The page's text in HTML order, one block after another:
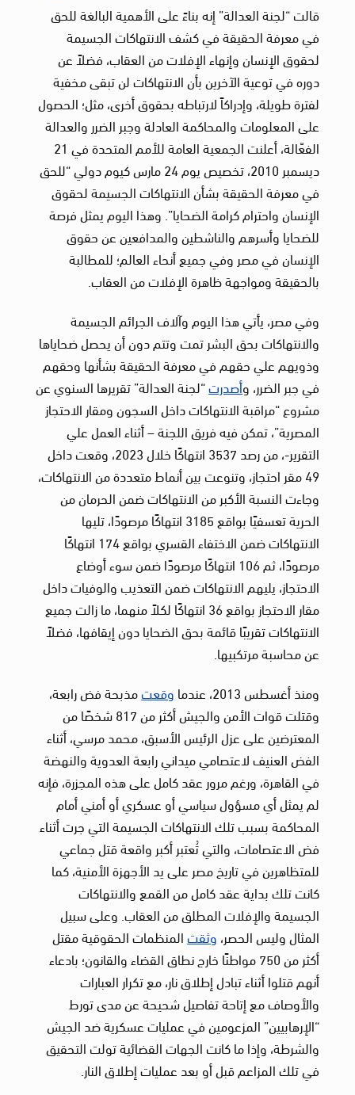
قالت “لجنة العدالة” إنه بناءً على الأهمية البالغة للحق
في معرفة الحقيقة في كشف الانتهاكات الجسيمة
لحقوق الإنسان وإنهاء الإفلات من العقاب، فضلاً عن
دوره في توعية الآخرين بأن الانتهاكات لن تبقى مخفية
لفترة طويلة، وإدراكاً لارتباطه بحقوق أخرى، مثل؛ الحصول
على المعلومات والمحاكمة العادلة وجبر الضرر والعدالة
الفعّالة، أعلنت الجمعية العامة للأمم المتحدة في 21
ديسمبر 2010، تخصيص يوم 24 مارس كيوم دولي “للحق
في معرفة الحقيقة بشأن الانتهاكات الجسيمة لحقوق
الإنسان واحترام كرامة الضحايا”. وهذا اليوم يمثل فرصة
للضحايا وأسرهم والناشطين والمدافعين عن حقوق
الإنسان في مصر وفي جميع أنحاء العالم؛ للمطالبة
بالحقيقة ومواجهة ظاهرة الإفلات من العقاب.
وفي مصر، يأتي هذا اليوم وآلاف الجرائم الجسيمة
والانتهاكات بحق البشر تمت وتتم دون أن يحصل ضحاياها
وذويهم علي حقهم في معرفة الحقيقة بشأنها وحقهم
في جبر الضرر، وأصدرت“لجنة العدالة” تقريرها السنوي عن
مشروع “مراقبة الانتهاكات داخل السجون ومقار الاحتجاز
المصرية”، تمكن فيه فريق اللجنة – أثناء العمل علي
التقرير-، من رصد 3537 انتهاكًا خلال 2023، وقعت داخل
49 مقر احتجاز، وتنوعت بين أنماط متعددة من الانتهاكات،
وجاءت النسبة الأكبر من الانتهاكات ضمن الحرمان من
الحرية تعسفيًا بواقع 3185 انتهاكًا مرصودًا، تليها
الانتهاكات ضمن الاختفاء القسري بواقع 174 انتهاكًا
مرصودًا، ثم 106 انتهاكًا مرصودًا ضمن سوء أوضاع
الاحتجاز، يليهم الانتهاكات ضمن التعذيب والوفيات داخل
مقار الاحتجاز بواقع 36 انتهاكًا لكلاً منهما، ما زالت جميع
الانتهاكات تقريبًا قائمة بحق الضحايا دون إيقافها، فضلاً
عن محاسبة مرتكبيها.
ومنذ أغسطس 2013، عندما
وقعتمذبحة فض رابعة،
وقتلت قوات الأمن والجيش أكثر من 817 شخصًا من
المعترضين على عزل الرئيس الأسبق، محمد مرسي، أثناء
الفض العنيف لاعتصامي ميداني رابعة العدوية والنهضة
في القاهرة، ورغم مرور عقد كامل على هذه المجزرة، فإنه
لم يمثل أي مسؤول سياسي أو عسكري أو أمني أمام
المحاكمة بسبب تلك الانتهاكات الجسيمة التي جرت أثناء
فض الاعتصامات، والتي تُعتبر أكبر واقعة قتل جماعي
للمتظاهرين في تاريخ مصر على يد الأجهزة الأمنية، كما
كانت تلك بداية عقد كامل من القمع والانتهاكات
الجسيمة والإفلات المطلق من العقاب. وعلى سبيل
المثال وليس الحصر،وثقتالمنظمات الحقوقية مقتل
أكثر من 750 مواطنًا خارج نطاق القضاء والقانون؛ بادعاء
أنهم قتلوا أثناء تبادل إطلاق نار، مع تكرار العبارات
والأوصاف مع إتاحة تفاصيل شحيحة عن مدى تورط
“الإرهابيين” المزعومين في عمليات عسكرية ضد الجيش
والشرطة، وإذا ما كانت الجهات القضائية تولت التحقيق
في تلك المزاعم قبل أو بعد عمليات إطلاق النار.